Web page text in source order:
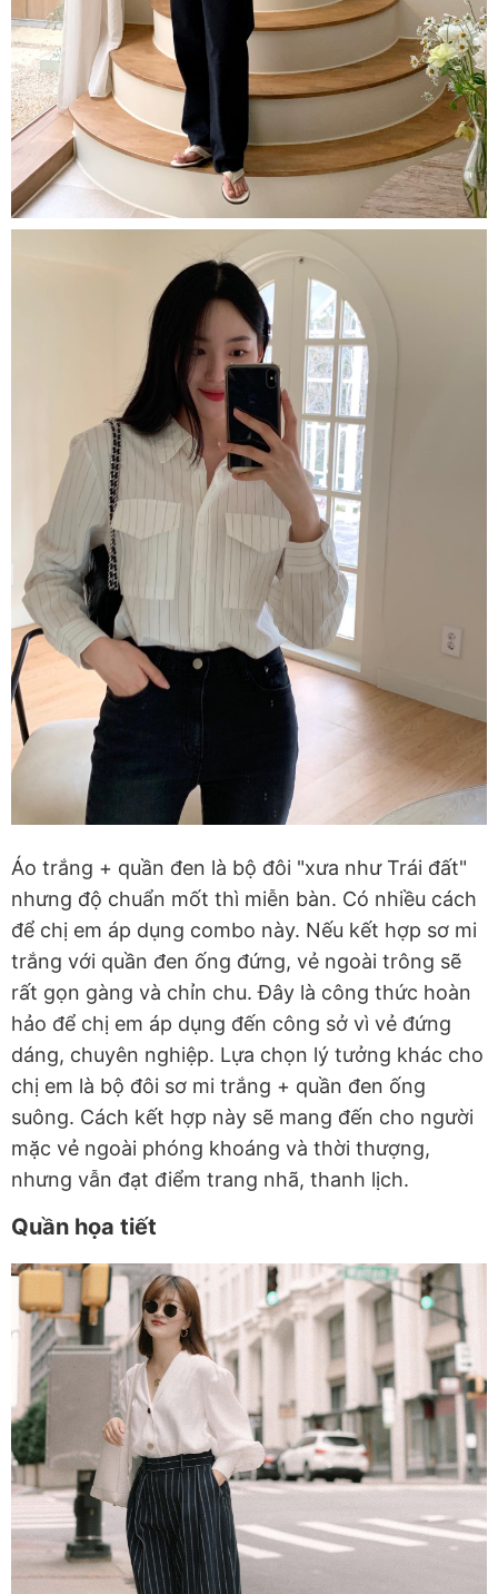
Áo trắng + quần đen là bộ đôi "xưa như Trái đất"
nhưng độ chuẩn mốt thì miễn bàn. Có nhiều cách
để chị em áp dụng combo này. Nếu kết hợp sơ mi
trắng với quần đen ống đứng, vẻ ngoài trông sẽ
rất gọn gàng và chỉn chu. Đây là công thức hoàn
hảo để chị em áp dụng đến công sở vì vẻ đứng
dáng, chuyên nghiệp. Lựa chọn lý tưởng khác cho
chị em là bộ đôi sơ mi trắng + quần đen ống
suông. Cách kết hợp này sẽ mang đến cho người
mặc vẻ ngoài phóng khoáng và thời thượng,
nhưng vẫn đạt điểm trang nhã, thanh lịch.
Quần họa tiết